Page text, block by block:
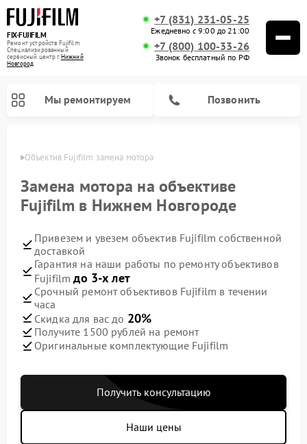
FIX-FUJIFILM
Ремонт устройств Fujifilm
Специализированный
cервисный центр г.Нижний
Новгород
+7 (831) 231-05-25
Ежедневно с 9:00 до 21:00
+7 (800) 100-33-26
Звонок бесплатный по РФ
Мы ремонтируем Позвонить
Объектив Fujifilm замена мотора
Замена мотора на объективе
Fujifilm в Нижнем Новгороде
Привезем и увезем объектив Fujifilm собственной
доставкой
Гарантия на наши работы по ремонту объективов
Fujifilmдо 3-х лет
Срочный ремонт объективов Fujifilm в течении
часа
Скидка для вас до 20%
Получите 1500 рублей на ремонт
Оригинальные комплектующие Fujifilm
Получить консультацию
Наши цены